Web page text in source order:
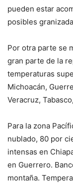
pueden estar
posibles
Por otra parte se
gran parte de la
temperaturas
Michoacán,
Veracruz,
Para la zona
nublado, 80 por
intensas en
en Guerrero.
montaña.